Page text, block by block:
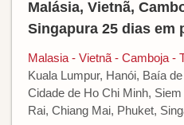
Malásia, Vietnã,
Singapura 25 dias em
Malasia - Vietnã - Camboja -
Kuala Lumpur, Hanói, Baía
Cidade de Ho Chi Minh,
Rai, Chiang Mai, Phuket,